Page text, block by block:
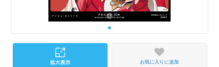
お気に入りに追加